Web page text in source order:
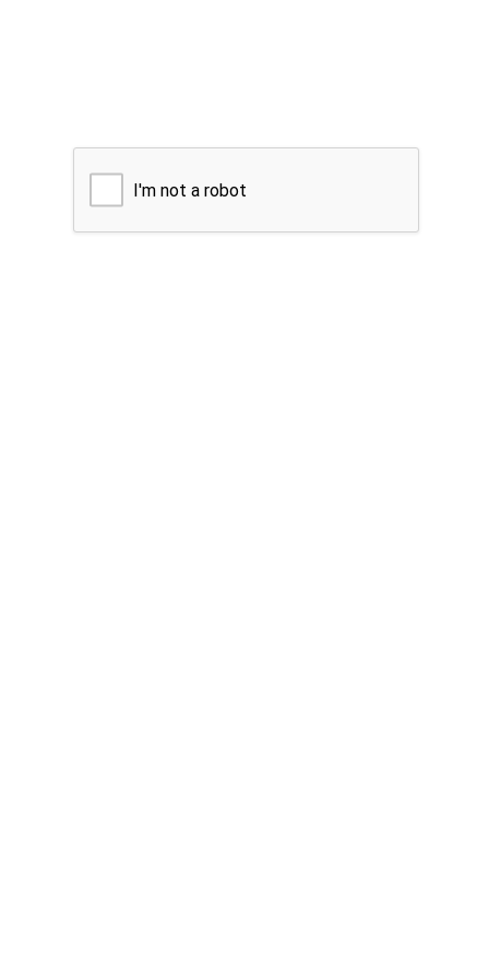
I'm not a robot